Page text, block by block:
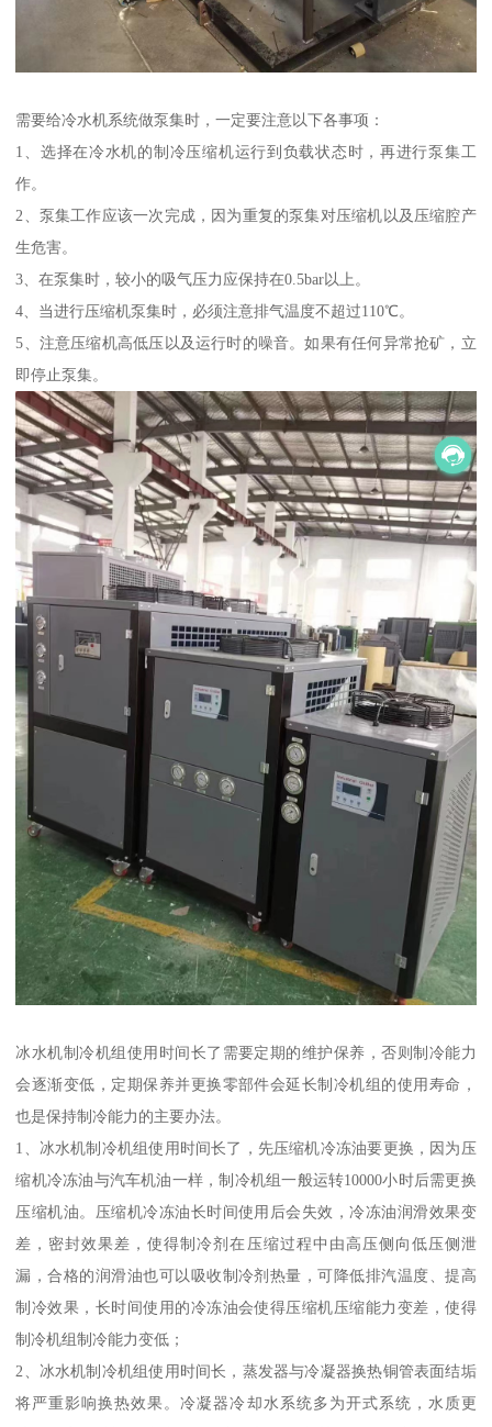
需要给冷水机系统做泵集时，一定要注意以下各事项：
1、选择在冷水机的制冷压缩机运行到负载状态时，再进行泵集工
作。
2、泵集工作应该一次完成，因为重复的泵集对压缩机以及压缩腔产
生危害。
3、在泵集时，较小的吸气压力应保持在0.5bar以上。
4、当进行压缩机泵集时，必须注意排气温度不超过110℃。
5、注意压缩机高低压以及运行时的噪音。如果有任何异常抢矿，立
即停止泵集。
冰水机制冷机组使用时间长了需要定期的维护保养，否则制冷能力
会逐渐变低，定期保养并更换零部件会延长制冷机组的使用寿命，
也是保持制冷能力的主要办法。
1、冰水机制冷机组使用时间长了，先压缩机冷冻油要更换，因为压
缩机冷冻油与汽车机油一样，制冷机组一般运转10000小时后需更换
压缩机油。压缩机冷冻油长时间使用后会失效，冷冻油润滑效果变
差，密封效果差，使得制冷剂在压缩过程中由高压侧向低压侧泄
漏，合格的润滑油也可以吸收制冷剂热量，可降低排汽温度、提高
制冷效果，长时间使用的冷冻油会使得压缩机压缩能力变差，使得
制冷机组制冷能力变低；
2、冰水机制冷机组使用时间长，蒸发器与冷凝器换热铜管表面结垢
将严重影响换热效果。冷凝器冷却水系统多为开式系统，水质更